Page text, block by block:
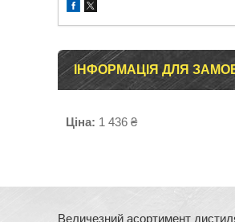
ІНФОРМАЦІЯ ДЛЯ
Ціна: 1 436 ₴
Величезний асортимент